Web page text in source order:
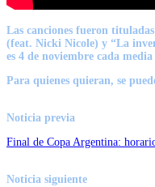
Las canciones fueron
(feat. Nicki Nicole) y “La
es 4 de noviembre cada
Para quienes quieran, se
Noticia previa
Final de Copa Argentina:
Noticia siguiente